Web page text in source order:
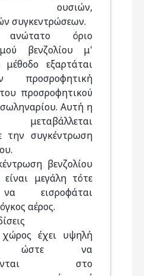
ουσιών,
συγκεντρώσεων.
όριο
βενζολίου μ'
εξαρτάται
προσροφητικού
Αυτή η
μεταβάλλεται
την συγκέντρωση
βενζολίου
μεγάλη τότε
εισροφάται
αέρος.
έχει υψηλή
ώστε να
στο